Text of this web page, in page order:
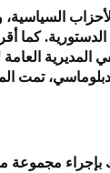
الدستورية.